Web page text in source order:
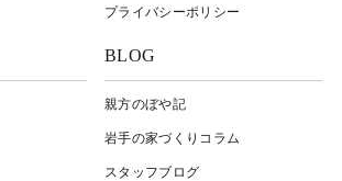
プライバシーポリシー
BLOG
親方のぼや記
岩⼿の家づくりコラム
スタッフブログ